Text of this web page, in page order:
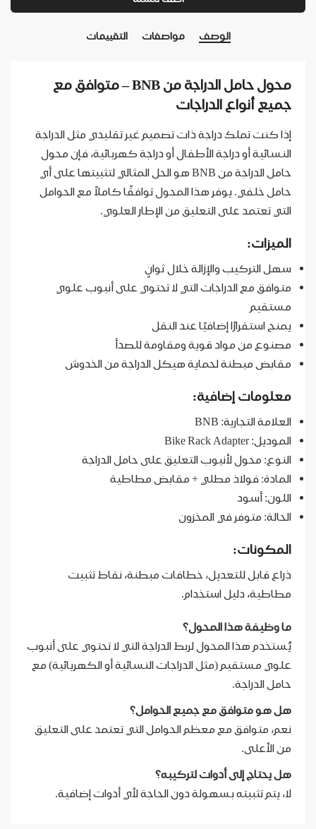
الوصف مواصفات التقييمات
محول حامل الدراجة من BNB – متوافق مع
جميع أنواع الدراجات
إذا كنت تملك دراجة ذات تصميم غير تقليدي مثل الدراجة
النسائية أو دراجة الأطفال أو دراجة كهربائية، فإن محول
حامل الدراجة من BNB هو الحل المثالي لتثبيتها على أي
حامل خلفي. يوفر هذا المحول توافقًا كاملاً مع الحوامل
التي تعتمد على التعليق من الإطار العلوي.
الميزات:
سهل التركيب والإزالة خلال ثوانٍ
متوافق مع الدراجات التي لا تحتوي على أنبوب علوي
مستقيم
يمنح استقرارًا إضافيًا عند النقل
مصنوع من مواد قوية ومقاومة للصدأ
مقابض مبطنة لحماية هيكل الدراجة من الخدوش
معلومات إضافية:
العلامة التجارية: BNB
الموديل: Bike Rack Adapter
النوع: محول لأنبوب التعليق على حامل الدراجة
المادة: فولاذ مطلي + مقابض مطاطية
اللون: أسود
الحالة: متوفر في المخزون
المكونات:
ذراع قابل للتعديل، خطافات مبطنة، نقاط تثبيت
مطاطية، دليل استخدام.
ما وظيفة هذا المحول؟
يُستخدم هذا المحول لربط الدراجة التي لا تحتوي على أنبوب
علوي مستقيم (مثل الدراجات النسائية أو الكهربائية) مع
حامل الدراجة.
هل هو متوافق مع جميع الحوامل؟
نعم، متوافق مع معظم الحوامل التي تعتمد على التعليق
من الأعلى.
هل يحتاج إلى أدوات لتركيبه؟
لا، يتم تثبيته بسهولة دون الحاجة لأي أدوات إضافية.